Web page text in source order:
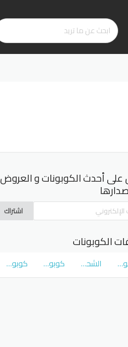
أحدث الكوبونات و العروض
اشتراك
الكوبونات
كوبونات و عروض سوق كوم الشحن المجاني كوبونات و عروض نمشي Namshi كوبونات و عروض نون Noon